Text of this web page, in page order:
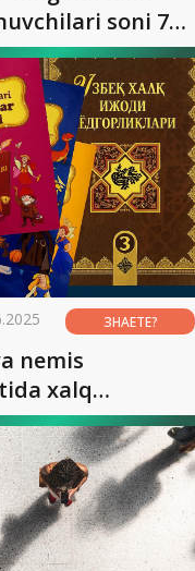
soni 700
yetmoqda
ЗНАЕТЕ?
nemis
xalq
Grimm ertaklari
xalq eposidagi
qadriyat va
tahlili